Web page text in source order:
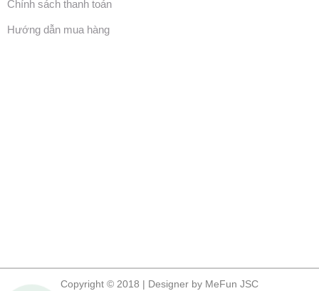
Chính sách thanh toán
Hướng dẫn mua hàng
Copyright © 2018 | Designer by MeFun JSC